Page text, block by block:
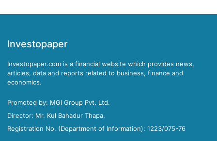
Investopaper
Investopaper.com is a financial website which provides news,
articles, data and reports related to business, finance and
economics.
Promoted by: MGI Group Pvt. Ltd.
Director: Mr. Kul Bahadur Thapa.
Registration No. (Department of Information): 1223/075-76